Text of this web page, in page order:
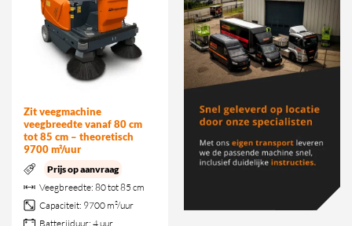
Zit veegmachine
veegbreedte vanaf 80 cm
tot 85 cm – theoretisch
9700 m²/uur
Prijs op aanvraag
Veegbreedte: 80 tot 85 cm
Capaciteit: 9700 m²/uur
Batterijduur: 4 uur